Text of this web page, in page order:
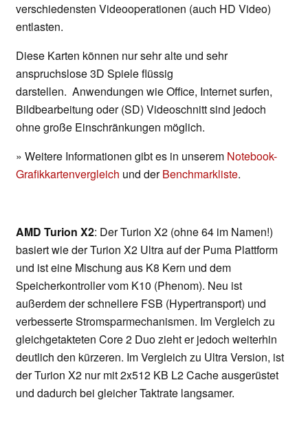
verschiedensten Videooperationen (auch HD Video)
entlasten.
Diese Karten können nur sehr alte und sehr
anspruchslose 3D Spiele flüssig
darstellen. Anwendungen wie Office, Internet surfen,
Bildbearbeitung oder (SD) Videoschnitt sind jedoch
ohne große Einschränkungen möglich.
» Weitere Informationen gibt es in unserem Notebook-
Grafikkartenvergleich und derBenchmarkliste.
AMD Turion X2: Der Turion X2 (ohne 64 im Namen!)
basiert wie der Turion X2 Ultra auf der Puma Plattform
und ist eine Mischung aus K8 Kern und dem
Speicherkontroller vom K10 (Phenom). Neu ist
außerdem der schnellere FSB (Hypertransport) und
verbesserte Stromsparmechanismen. Im Vergleich zu
gleichgetakteten Core 2 Duo zieht er jedoch weiterhin
deutlich den kürzeren. Im Vergleich zu Ultra Version, ist
der Turion X2 nur mit 2x512 KB L2 Cache ausgerüstet
und dadurch bei gleicher Taktrate langsamer.